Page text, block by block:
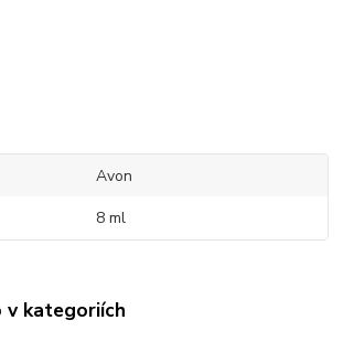
Avon
8 ml
v kategoriích